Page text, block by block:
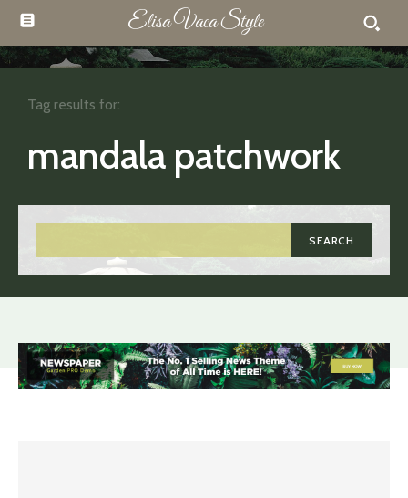
Elisa Vaca Style
mandala patchwork
SEARCH
Tag results for: